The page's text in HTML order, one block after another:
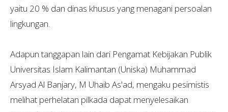
yaitu 20 % dan dinas khusus yang menagani persoalan
lingkungan.
Adapun tanggapan lain dari Pengamat Kebijakan Publik
Universitas Islam Kalimantan (Uniska) Muhammad
Arsyad Al Banjary, M Uhaib As'ad, mengaku pesimistis
melihat perhelatan pilkada dapat menyelesaikan